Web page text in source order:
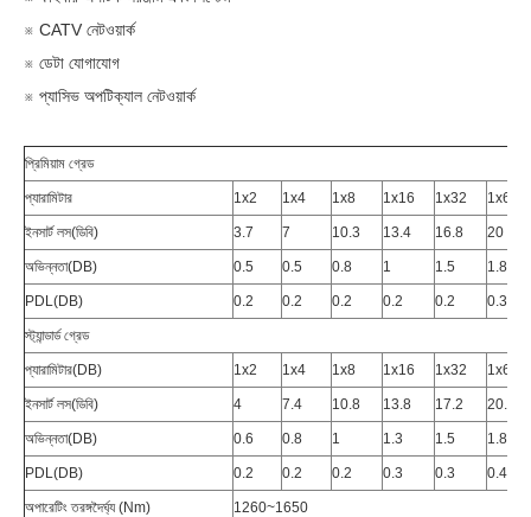
※ CATV নেটওয়ার্ক
※ ডেটা যোগাযোগ
※ প্যাসিভ অপটিক্যাল নেটওয়ার্ক
প্রিমিয়াম গ্রেড
প্যারামিটার 1x2 1x4 1x8 1x16 1x32 1x64
ইনসার্ট লস(ডিবি) 3.7 7 10.3 13.4 16.8 20
অভিন্নতা(dB) 0.5 0.5 0.8 1 1.5 1.8
PDL(dB) 0.2 0.2 0.2 0.2 0.2 0.3
স্ট্যান্ডার্ড গ্রেড
প্যারামিটার(dB) 1x2 1x4 1x8 1x16 1x32 1x64
ইনসার্ট লস(ডিবি) 4 7.4 10.8 13.8 17.2 20.4
অভিন্নতা(dB) 0.6 0.8 1 1.3 1.5 1.8
PDL(dB) 0.2 0.2 0.2 0.3 0.3 0.4
অপারেটিং তরঙ্গদৈর্ঘ্য (nm) 1260~1650